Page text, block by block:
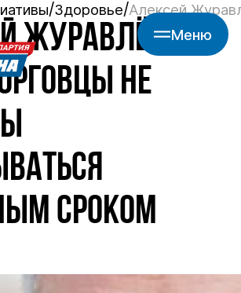
Меню
Здоровье Алексей
ЖУРАВЛЁВ:
НЕ
СРОКОМ